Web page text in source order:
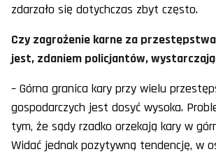
zdarzało się dotychczas zbyt często.
Czy zagrożenie karne za
jest, zdaniem policjantów,
– Górna granica kary przy wielu
gospodarczych jest dosyć wysoka.
tym, że sądy rzadko orzekają kary w
Widać jednak pozytywną tendencję, w